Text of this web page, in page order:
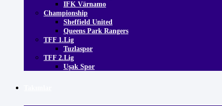
IFK Värnamo
Championship
Sheffield United
Queens Park Rangers
TFF 1.Lig
Tuzlaspor
TFF 2.Lig
Uşak Spor